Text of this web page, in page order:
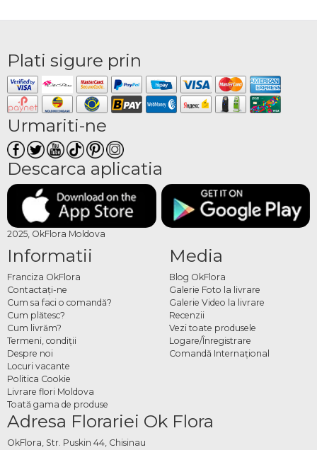
Plati sigure prin
Urmariti-ne
Descarca aplicatia
2025, OkFlora Moldova
Informatii
Franciza OkFlora
Contactaţi-ne
Cum sa faci o comandă?
Cum plătesc?
Cum livrăm?
Termeni, condiţii
Despre noi
Locuri vacante
Politica Cookie
Livrare flori Moldova
Toată gama de produse
Media
Blog OkFlora
Galerie Foto la livrare
Galerie Video la livrare
Recenzii
Vezi toate produsele
Logare/Înregistrare
Comandă Internațional
Adresa Florariei Ok Flora
OkFlora, Str. Puskin 44, Chisinau